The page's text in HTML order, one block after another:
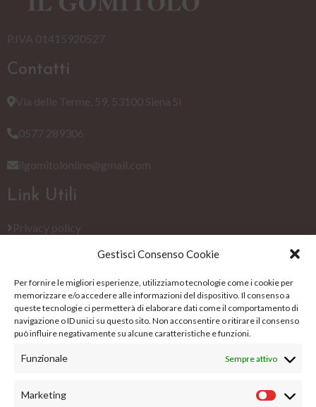
Gestisci Consenso Cookie
Per fornire le migliori esperienze, utilizziamo tecnologie come i cookie per
memorizzare e/o accedere alle informazioni del dispositivo. Il consenso a
queste tecnologie ci permetterà di elaborare dati come il comportamento di
navigazione o ID unici su questo sito. Non acconsentire o ritirare il consenso
può influire negativamente su alcune caratteristiche e funzioni.
Funzionale Sempre attivo
Marketing
Contatti
Link Utili
Privacy policy
Cookie Policy (EU)
Termini e condizioni
Su di noi
Su di noi